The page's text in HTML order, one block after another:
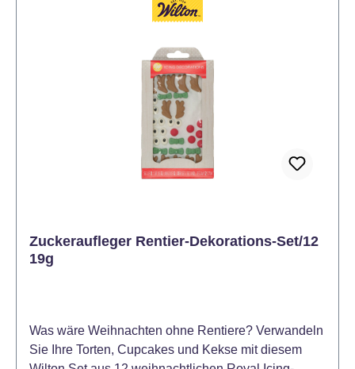
Zuckeraufleger Rentier-Dekorations-Set/12
19g
Was wäre Weihnachten ohne Rentiere? Verwandeln
Sie Ihre Torten, Cupcakes und Kekse mit diesem